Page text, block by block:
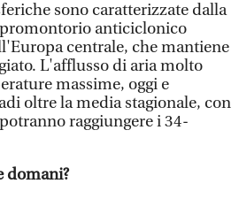
sono caratterizzate dalla
anticiclonico
centrale, che mantiene
L'afflusso di aria molto
massime, oggi e
oltre la media stagionale, con
raggiungere i 34-
domani?